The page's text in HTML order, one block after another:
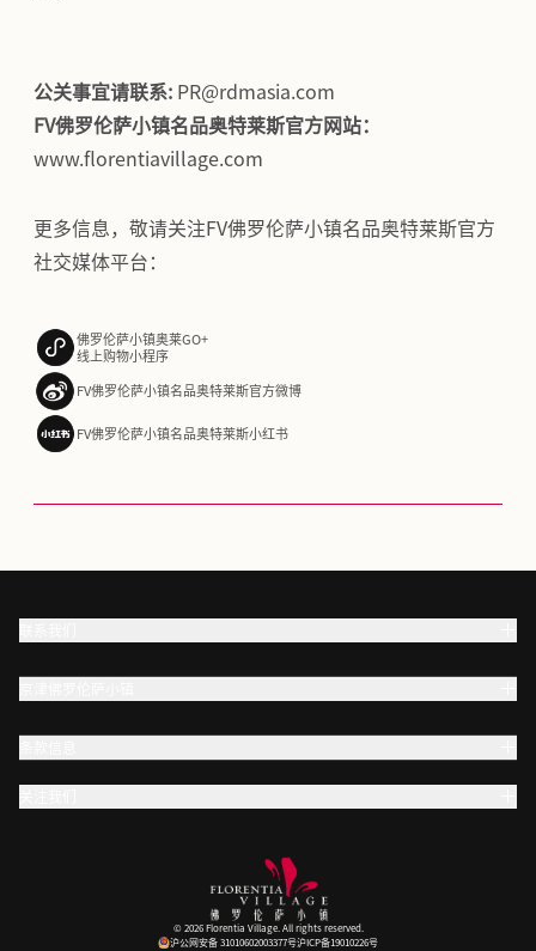
公关事宜请联系: PR@rdmasia.com
FV佛罗伦萨小镇名品奥特莱斯官方网站：
www.florentiavillage.com
更多信息，敬请关注FV佛罗伦萨小镇名品奥特莱斯官方
社交媒体平台：
佛罗伦萨小镇奥莱GO+
线上购物小程序
FV佛罗伦萨小镇名品奥特莱斯官方微博
FV佛罗伦萨小镇名品奥特莱斯小红书
© 2026 Florentia Village. All rights reserved.
沪公网安备 31010602003377号沪ICP备19010226号